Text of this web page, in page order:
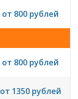
от 800 рублей
от 800 рублей
от 1350 рублей